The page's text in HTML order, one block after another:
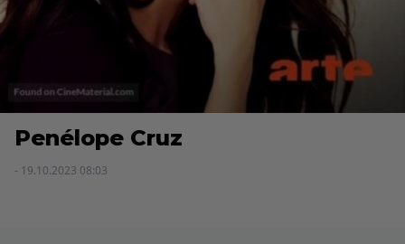
Penélope Cruz
- 19.10.2023 08:03